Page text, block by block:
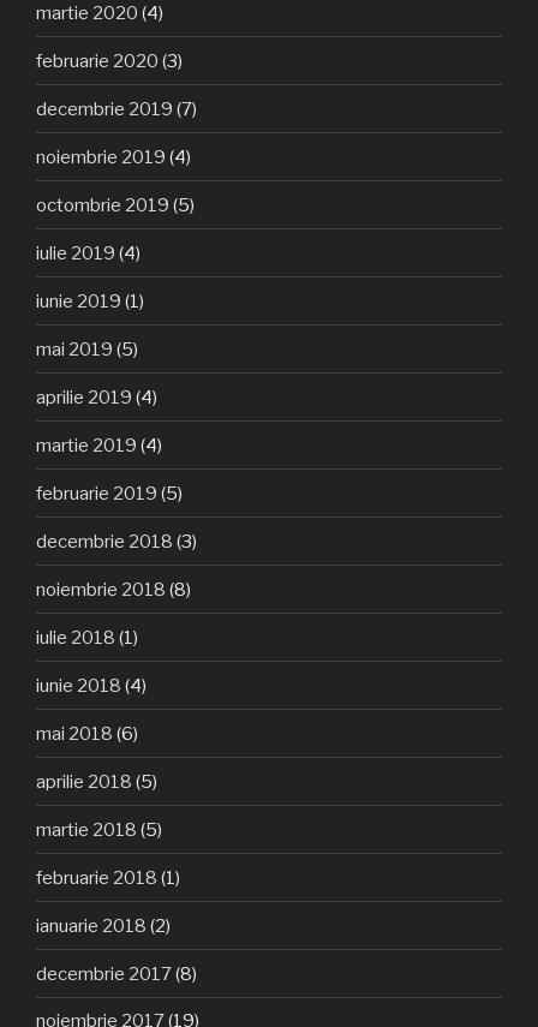
martie 2020 (4)
februarie 2020 (3)
decembrie 2019 (7)
noiembrie 2019 (4)
octombrie 2019 (5)
iulie 2019 (4)
iunie 2019 (1)
mai 2019 (5)
aprilie 2019 (4)
martie 2019 (4)
februarie 2019 (5)
decembrie 2018 (3)
noiembrie 2018 (8)
iulie 2018 (1)
iunie 2018 (4)
mai 2018 (6)
aprilie 2018 (5)
martie 2018 (5)
februarie 2018 (1)
ianuarie 2018 (2)
decembrie 2017(8)
noiembrie 2017(19)